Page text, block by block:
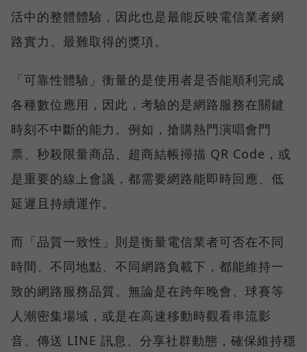
活中的整體體驗，因此也是最能反映電信業者網
路實力、最難取得的獎項。
「可靠性體驗」衡量的是使用者是否能順利完成
各種數位應用，因此，考驗的是網路服務在關鍵
時刻不中斷的能力。例如，搶購熱門演唱會門
票、秒殺限量商品、超商結帳掃描 QR Code，或
是重要的線上會議，都需要網路能即時回應、低
延遲且持續運作。
而「品質一致性」則是衡量電信業者可否在不同
時間、不同地點、不同網路負載下，都能維持一
致的網路服務品質。無論是在跨年晚會、球賽等
人潮密集場域，或是在高速移動時觀看串流影
音、傳送 LINE 訊息、分享社群動態，確保維持穩